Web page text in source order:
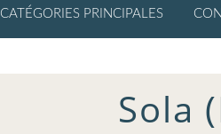
CATÉGORIES PRINCIPALES
Sola